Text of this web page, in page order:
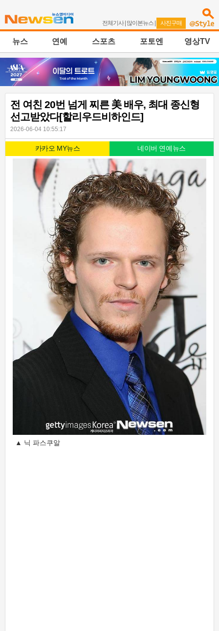
전체기사| 많이본뉴스 | 사진구매
뉴스 연예 스포츠 포토엔 영상TV
전 여친 20번 넘게 찌른 美 배우, 최대 종신형
선고받았다[할리우드비하인드]
2026-06-04 10:55:17
카카오 MY뉴스 네이버 연예뉴스
▲ 닉 파스쿠알